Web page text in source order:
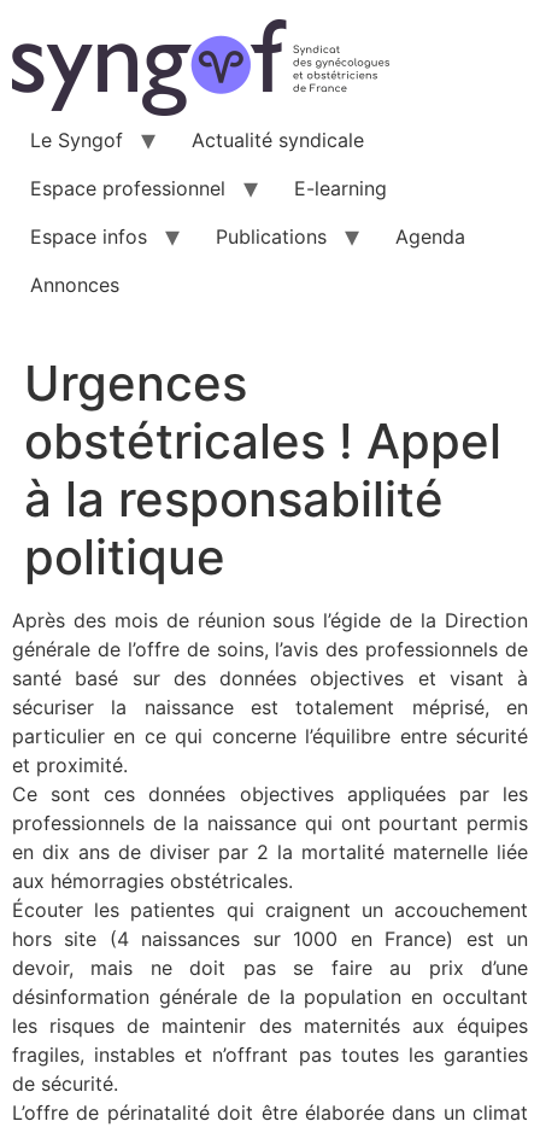
au
contenu
Le Syngof
Actualité syndicale
Espace professionnel
E-learning
Espace infos
Publications
Agenda
Annonces
Urgences
obstétricales ! Appel
à la responsabilité
politique
Après des mois de réunion sous l’égide de la Direction
générale de l’offre de soins, l’avis des professionnels de
santé basé sur des données objectives et visant à
sécuriser la naissance est totalement méprisé, en
particulier en ce qui concerne l’équilibre entre sécurité
et proximité.
Ce sont ces données objectives appliquées par les
professionnels de la naissance qui ont pourtant permis
en dix ans de diviser par 2 la mortalité maternelle liée
aux hémorragies obstétricales.
Écouter les patientes qui craignent un accouchement
hors site (4 naissances sur 1000 en France) est un
devoir, mais ne doit pas se faire au prix d’une
désinformation générale de la population en occultant
les risques de maintenir des maternités aux équipes
fragiles, instables et n’offrant pas toutes les garanties
de sécurité.
L’offre de périnatalité doit être élaborée dans un climat